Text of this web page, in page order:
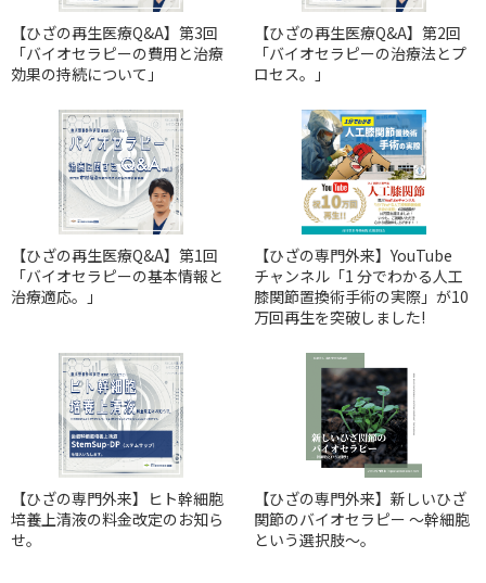
【ひざの再生医療Q&A】第3回
「バイオセラピーの費用と治療
効果の持続について」
【ひざの再生医療Q&A】第2回
「バイオセラピーの治療法とプ
ロセス。」
【ひざの再生医療Q&A】第1回
「バイオセラピーの基本情報と
治療適応。」
【ひざの専門外来】YouTube
チャンネル「1 分でわかる人工
膝関節置換術手術の実際」が10
万回再生を突破しました!
【ひざの専門外来】ヒト幹細胞
培養上清液の料金改定のお知ら
せ。
【ひざの専門外来】新しいひざ
関節のバイオセラピー 〜幹細胞
という選択肢〜。